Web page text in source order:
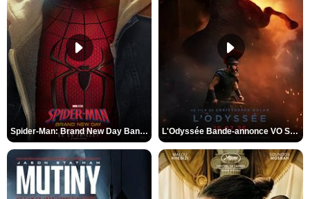
Spider-Man: Brand New Day Bande-annonce VO STFR L'Odyssée Bande-annonce VO STFR